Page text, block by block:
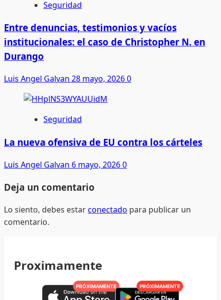
Seguridad
Entre denuncias, testimonios y vacíos
institucionales: el caso de Christopher N. en
Durango
Luis Angel Galvan 28 mayo, 20260
Seguridad
La nueva ofensiva de EU contra los cárteles
Luis Angel Galvan 6 mayo, 20260
Deja un comentario
Lo siento, debes estarconectado para publicar un
comentario.
Proximamente
PRÓXIMAMENTE PRÓXIMAMENTE